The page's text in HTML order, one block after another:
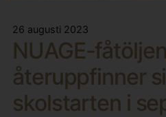
26 augusti 2023
NUAGE-fåtöljen
återuppfinner
skolstarten i